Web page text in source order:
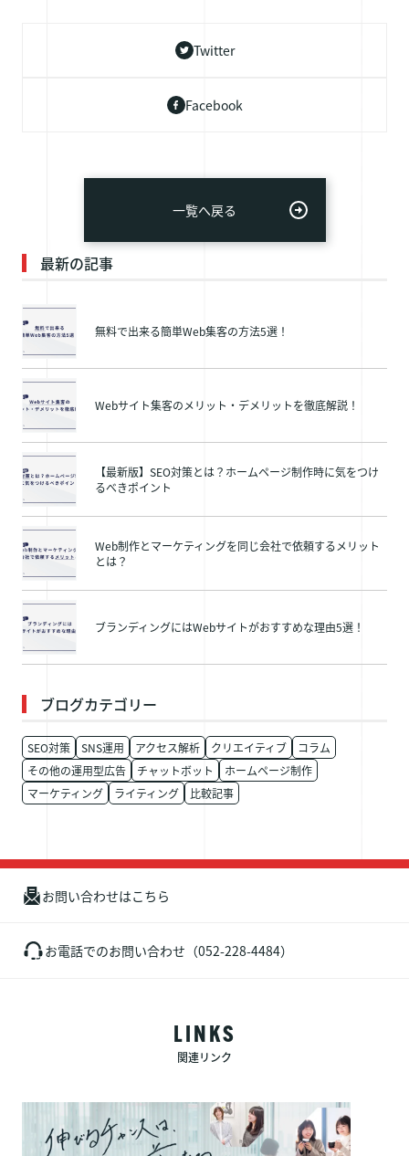
Twitter
Facebook
一覧へ戻る
最新の記事
無料で出来る簡単Web集客の方法5選！
Webサイト集客のメリット・デメリットを徹底解説！
【最新版】SEO対策とは？ホームページ制作時に気をつけ
るべきポイント
Web制作とマーケティングを同じ会社で依頼するメリット
とは？
ブランディングにはWebサイトがおすすめな理由5選！
ブログカテゴリー
SEO対策 SNS運用 アクセス解析 クリエイティブ
コラム
その他の運用型広告
チャットボット
ホームページ制作
マーケティング
ライティング 比較記事
お問い合わせはこちら
お電話でのお問い合わせ（052-228-4484）
LINKS
関連リンク